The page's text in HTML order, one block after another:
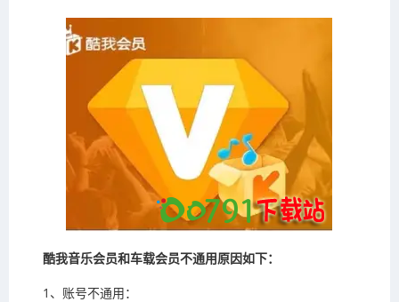
酷我音乐会员和车载会员不通用原因如下：
‌1、账号不通用‌：